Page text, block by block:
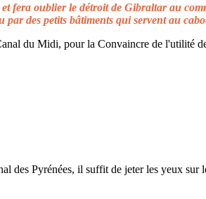
fera oublier le détroit de Gibraltar au
des petits bâtiments qui servent au
du Midi, pour la Convaincre de l'utilité
des Pyrénées, il suffit de jeter les yeux